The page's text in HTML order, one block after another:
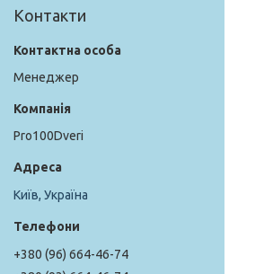
Контакти
Менеджер
Pro100Dveri
Київ, Україна
+380 (96) 664-46-74